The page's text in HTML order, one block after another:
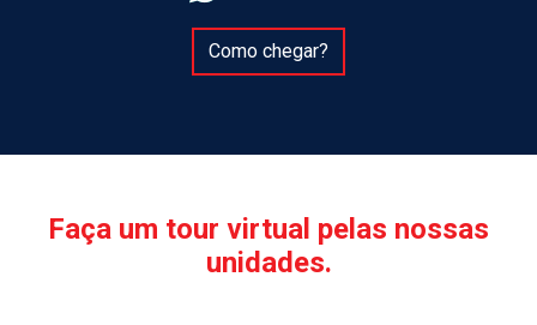
Como chegar?
Faça um tour virtual pelas nossas
unidades.